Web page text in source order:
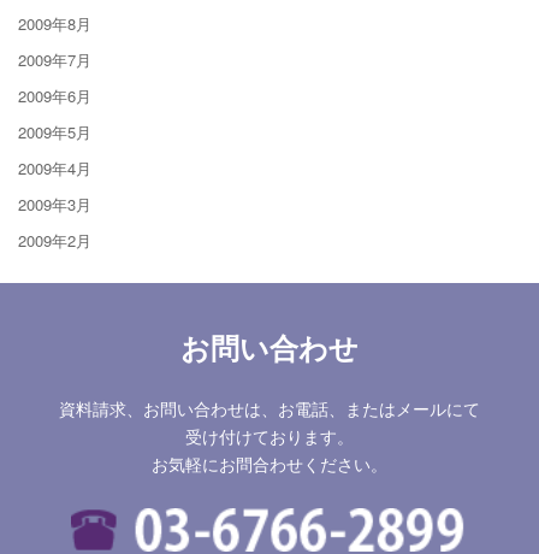
2009年8月
2009年7月
2009年6月
2009年5月
2009年4月
2009年3月
2009年2月
お問い合わせ
資料請求、お問い合わせは、お電話、またはメールにて
受け付けております。
お気軽にお問合わせください。